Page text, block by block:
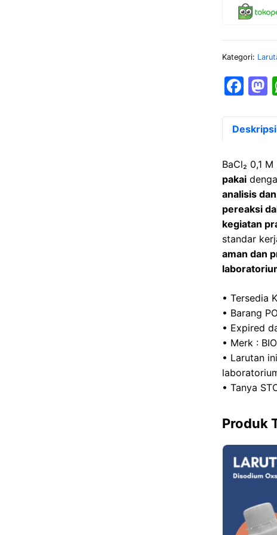
Kategori:
F
c
b
o
o
k
Deskripsi
BaCl₂ 0,1
pakai
analisis
pereaksi
kegiatan
standar
aman dan
• Tersedia
• Barang
• Expired
• Merk :
• Larutan
• Tanya
Produk